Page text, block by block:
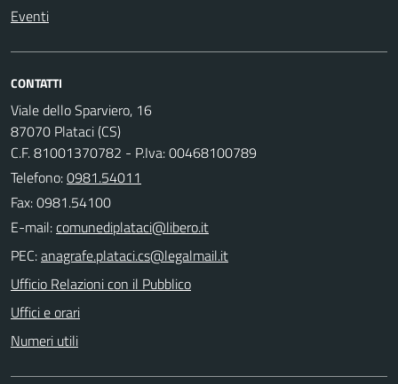
Eventi
CONTATTI
Viale dello Sparviero, 16
87070 Plataci (CS)
C.F. 81001370782 - P.Iva: 00468100789
Telefono:0981.54011
Fax: 0981.54100
E-mail:
PEC:
Ufficio Relazioni con il Pubblico
Uffici e orari
Numeri utili